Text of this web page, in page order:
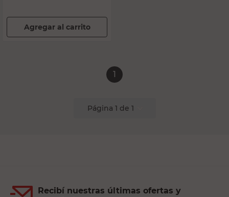
Agregar al carrito
1
Página 1 de 1
Recibí nuestras últimas ofertas y